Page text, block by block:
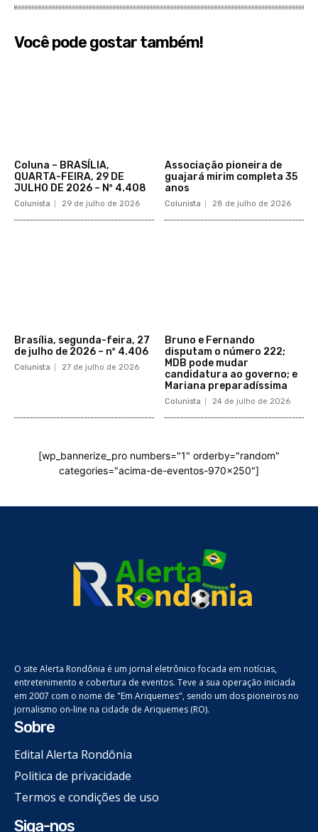
Você pode gostar também!
Coluna – BRASÍLIA,
QUARTA-FEIRA, 29 DE
JULHO DE 2026 – Nº 4.408
Colunista 29 de julho de 2026
Associação pioneira de
guajará mirim completa 35
anos
Colunista 28 de julho de 2026
Brasília, segunda-feira, 27
de julho de 2026 – nº 4.406
Colunista 27 de julho de 2026
Bruno e Fernando
disputam o número 222;
MDB pode mudar
candidatura ao governo; e
Mariana preparadíssima
Colunista 24 de julho de 2026
[wp_bannerize_pro numbers="1" orderby="random"
categories="acima-de-eventos-970x250"]
O site Alerta Rondônia é um jornal eletrônico focada em notícias,
entretenimento e cobertura de eventos. Teve a sua operação iniciada
em 2007 com o nome de "Em Ariquemes", sendo um dos pioneiros no
jornalismo on-line na cidade de Ariquemes (RO).
Sobre
Edital Alerta Rondônia
Politica de privacidade
Termos e condições de uso
Siga-nos